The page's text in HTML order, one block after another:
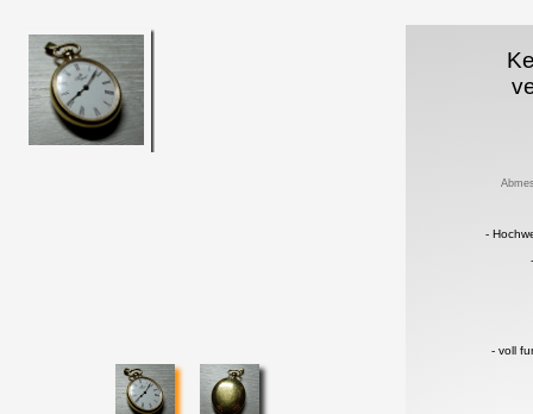
-
- voll